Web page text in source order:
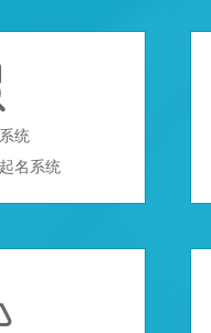
统
名系统